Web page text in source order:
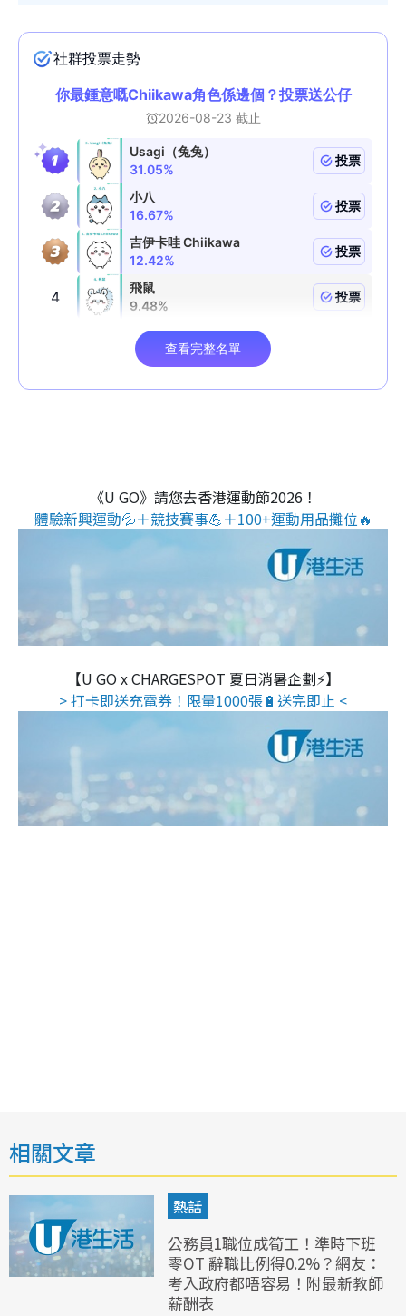
《U GO》請您去香港運動節2026！
體驗新興運動💦＋競技賽事💪＋100+運動用品攤位🔥
【U GO x CHARGESPOT 夏日消暑企劃⚡】
> 打卡即送充電券！限量1000張🔋送完即止 <
相關文章
熱話
公務員1職位成筍工！準時下班
零OT 辭職比例得0.2%？網友：
考入政府都唔容易！附最新教師
薪酬表